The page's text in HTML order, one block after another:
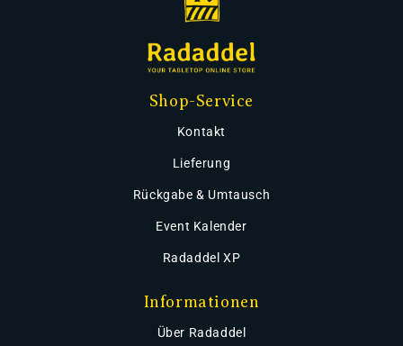
Shop-Service
Kontakt
Lieferung
Rückgabe & Umtausch
Event Kalender
Radaddel XP
Informationen
Über Radaddel